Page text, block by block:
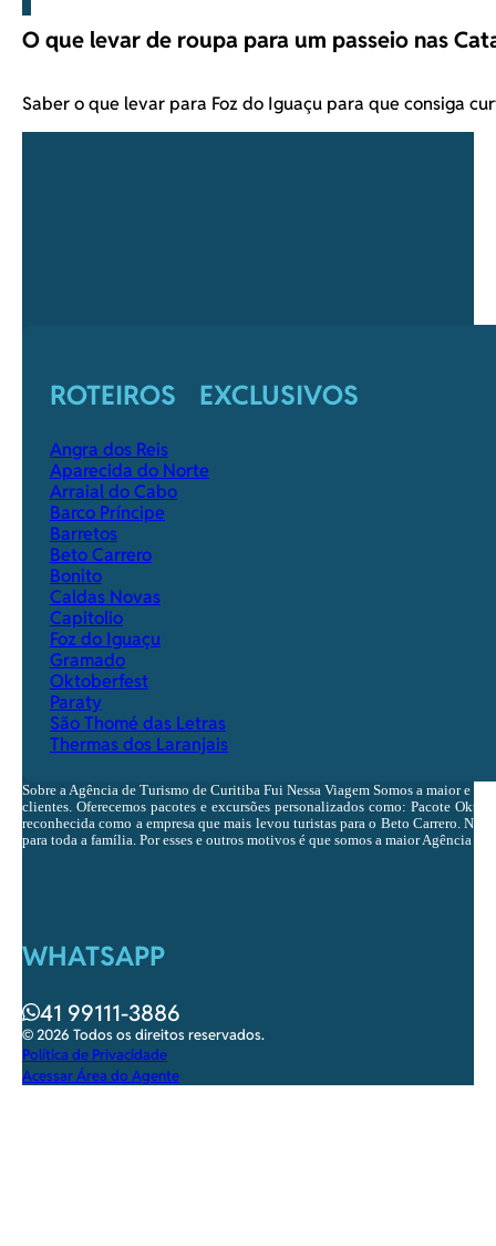
O que levar de roupa para um passeio nas
Saber o que levar para Foz do Iguaçu para que consiga
ROTEIROS EXCLUSIVOS
Angra dos Reis
Aparecida do Norte
Arraial do Cabo
Barco Príncipe
Barretos
Beto Carrero
Bonito
Caldas Novas
Capitolio
Foz do Iguaçu
Gramado
Oktoberfest
Paraty
São Thomé das Letras
Thermas dos Laranjais
Sobre a Agência de Turismo de Curitiba Fui Nessa Viagem Somos a maior e
clientes. Oferecemos pacotes e excursões personalizados como: Pacote
reconhecida como a empresa que mais levou turistas para o Beto Carrero.
para toda a família. Por esses e outros motivos é que somos a maior Agência
WHATSAPP
41 99111-3886
© 2026 Todos os direitos reservados.
Política de Privacidade
Acessar Área do Agente